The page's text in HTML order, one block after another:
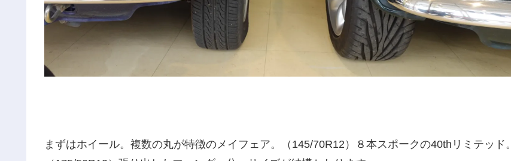
まずはホイール。複数の丸が特徴のメイフェア。（145/70R12）８本スポークの40thリミテッド。